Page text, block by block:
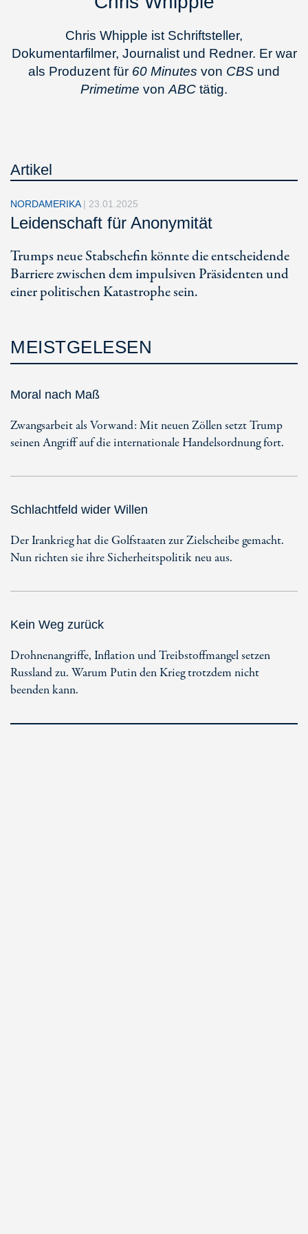
Chris Whipple ist Schriftsteller,
Dokumentarfilmer, Journalist und Redner. Er war
als Produzent für 60 Minutes von CBS und
Primetime von ABC tätig.
Artikel
NORDAMERIKA | 23.01.2025
Leidenschaft für Anonymität
Trumps neue Stabschefin könnte die entscheidende
Barriere zwischen dem impulsiven Präsidenten und
einer politischen Katastrophe sein.
MEISTGELESEN
Moral nach Maß
Zwangsarbeit als Vorwand: Mit neuen Zöllen setzt Trump
seinen Angriff auf die internationale Handelsordnung fort.
Schlachtfeld wider Willen
Der Irankrieg hat die Golfstaaten zur Zielscheibe gemacht.
Nun richten sie ihre Sicherheitspolitik neu aus.
Kein Weg zurück
Drohnenangriffe, Inflation und Treibstoffmangel setzen
Russland zu. Warum Putin den Krieg trotzdem nicht
beenden kann.